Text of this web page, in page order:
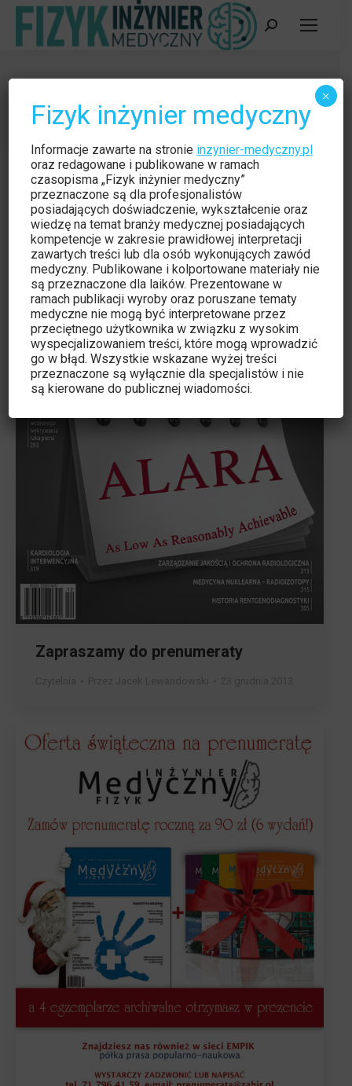
Szukaj:
Jesteś tutaj:
Strona główna 2013 grudzień
Zapraszamy do prenumeraty
Fizyk inżynier medyczny
Informacje zawarte na stronie inzynier-medyczny.pl
oraz redagowane i publikowane w ramach
czasopisma „Fizyk inżynier medyczny”
przeznaczone są dla profesjonalistów
posiadających doświadczenie, wykształcenie oraz
wiedzę na temat branży medycznej posiadających
kompetencje w zakresie prawidłowej interpretacji
zawartych treści lub dla osób wykonujących zawód
medyczny. Publikowane i kolportowane materiały nie
są przeznaczone dla laików. Prezentowane w
ramach publikacji wyroby oraz poruszane tematy
medyczne nie mogą być interpretowane przez
przeciętnego użytkownika w związku z wysokim
wyspecjalizowaniem treści, które mogą wprowadzić
go w błąd. Wszystkie wskazane wyżej treści
przeznaczone są wyłącznie dla specjalistów i nie
są kierowane do publicznej wiadomości.
×